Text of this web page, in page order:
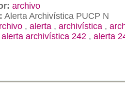
archivo
Alerta Archivística PUCP N
, alerta , archivística ,
alerta archivística 242 , alerta